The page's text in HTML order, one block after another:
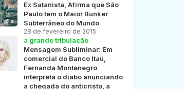
Ex Satanista, Afirma que São
Paulo tem o Maior Bunker
Subterrâneo do Mundo
28 de fevereiro de 2015
a grande tribulação
Mensagem Subliminar: Em
comercial do Banco Itaú,
Fernanda Montenegro
interpreta o diabo anunciando
a chegada do anticristo, a